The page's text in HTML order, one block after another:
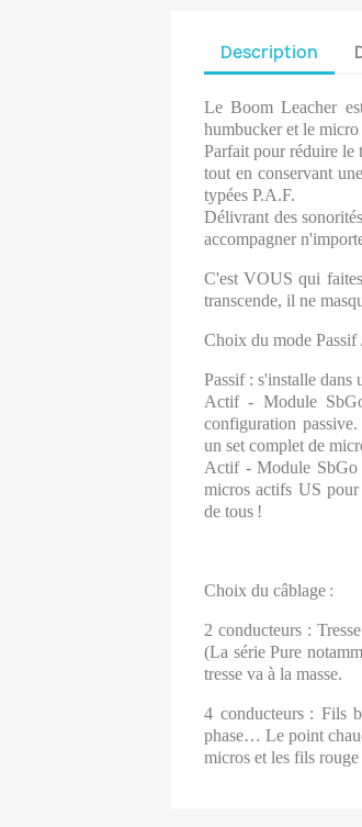
Description
Le Boom Leacher
humbucker et le micro
Parfait pour réduire le
tout en conservant
typées P.A.F.
Délivrant des
accompagner
C'est VOUS qui
transcende, il ne
Choix du mode
Passif : s'installe
Actif - Module
configuration
un set complet de
Actif - Module SbGo
micros actifs US
de tous !
Choix du câblage :
2 conducteurs :
(La série Pure
tresse va à la masse.
4 conducteurs : Fils
phase… Le point
micros et les fils